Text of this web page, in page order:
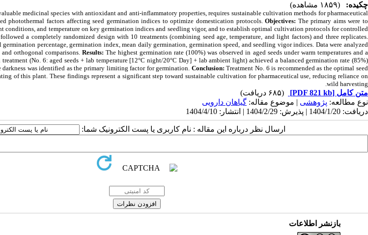
چکیده:
(۱۸۵۹ مشاهده)
medicinal species with antioxidant and anti-inflammatory properties, requires sustainable cultivation methods for pharmaceutical
photothermal factors affecting seed germination indices to optimize domestication protocols.Objectives: The primary aims were to
conditions, and temperature on key germination indices and seedling vigor, and to establish optimal cultivation protocols for controlled
a completely randomized design with 10 treatments (combining seed age, temperature, and light factors) and three replicates.
germination percentage, germination index, mean daily germination, germination speed, and seedling vigor indices. Data were analyzed
orthogonal comparisons. Results: The highest germination rate (100%) was observed in aged seeds under warm temperatures and a
(No. 6: aged seeds + lab temperature [12°C night/20°C Day] + lab ambient light) achieved a balanced germination rate (85%)
was identified as the primary limiting factor for germination. Conclusion: Treatment No. 6 is recommended as the optimal seed
of this plant. These findings represent a significant step toward sustainable cultivation for pharmaceutical use, reducing reliance on
wild harvesting.
متن کامل [PDF 821 kb]
(۶۸۵ دریافت)
نوع مطالعه: پژوهشی | موضوع مقاله: گياهان دارویی
دریافت: 1404/1/20 | پذیرش: 1404/2/29 | انتشار: 1404/4/10
ارسال نظر درباره این مقاله : نام کاربری یا پست الکترونیک شما:
بازنشر اطلاعات